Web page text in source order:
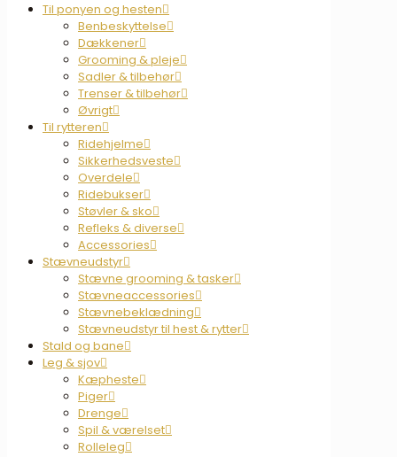
Til ponyen og hesten
Benbeskyttelse
Dækkener
Grooming & pleje
Sadler & tilbehør
Trenser & tilbehør
Øvrigt
Til rytteren
Ridehjelme
Sikkerhedsveste
Overdele
Ridebukser
Støvler & sko
Refleks & diverse
Accessories
Stævneudstyr
Stævne grooming & tasker
Stævneaccessories
Stævnebeklædning
Stævneudstyr til hest & rytter
Stald og bane
Leg & sjov
Kæpheste
Piger
Drenge
Spil & værelset
Rolleleg